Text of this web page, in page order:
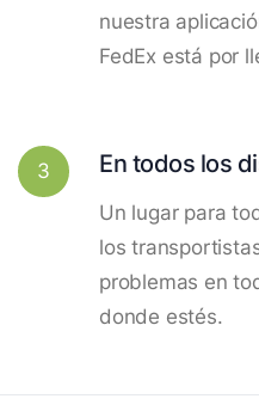
nuestra
FedEx está por
3 En todos los
Un lugar para
los
problemas en
donde estés.